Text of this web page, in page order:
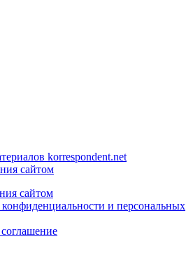
korrespondent.net
сайтом
сайтом
и персональных